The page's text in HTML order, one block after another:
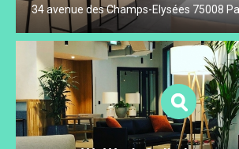
34 avenue des Champs-Elysées 75008